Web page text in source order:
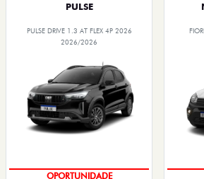
PULSE
PULSE DRIVE 1.3 AT FLEX 4P 2026
2026/2026
OPORTUNIDADE